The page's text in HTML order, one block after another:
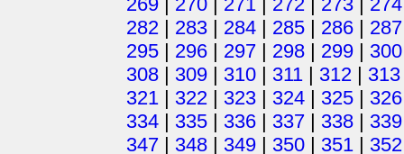
282 | 283 | 284 | 285 | 286 | 287
295 | 296 | 297 | 298 | 299 | 300
308 | 309 | 310 | 311 | 312 | 313
321 | 322 | 323 | 324 | 325 | 326
334 | 335 | 336 | 337 | 338 | 339
347 | 348 | 349 | 350 | 351 | 352